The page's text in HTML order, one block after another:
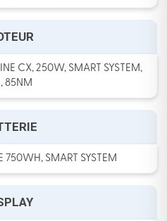
CX, 250W, SMART SYSTEM,
85NM
750WH, SMART SYSTEM